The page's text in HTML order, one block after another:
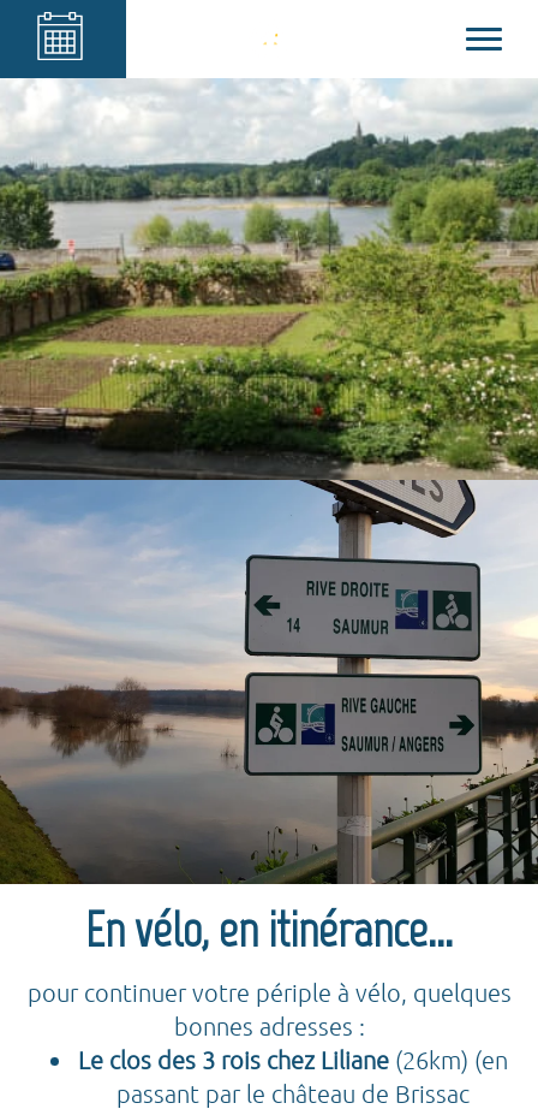
En vélo, en itinérance...
pour continuer votre périple à vélo, quelques
bonnes adresses :
Le clos des 3 rois chez Liliane (26km) (en
passant par le château de Brissac